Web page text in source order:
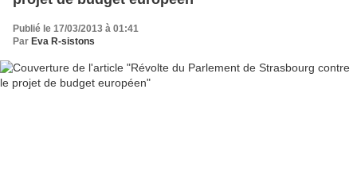
Publié le 17/03/2013 à 01:41
Par Eva R-sistons